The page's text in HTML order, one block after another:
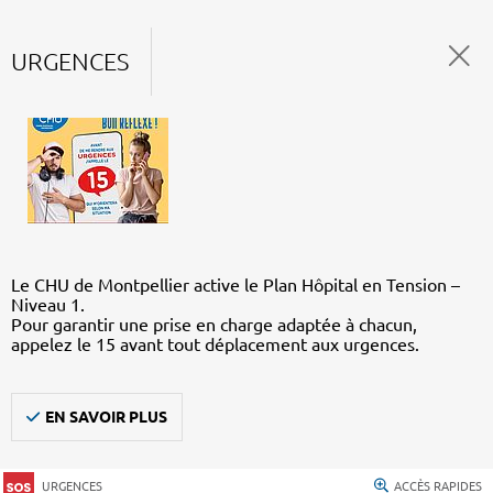
URGENCES
Le CHU de Montpellier active le Plan Hôpital en Tension –
Niveau 1.
Pour garantir une prise en charge adaptée à chacun,
appelez le 15 avant tout déplacement aux urgences.
EN SAVOIR PLUS
URGENCES ACCÈS RAPIDES